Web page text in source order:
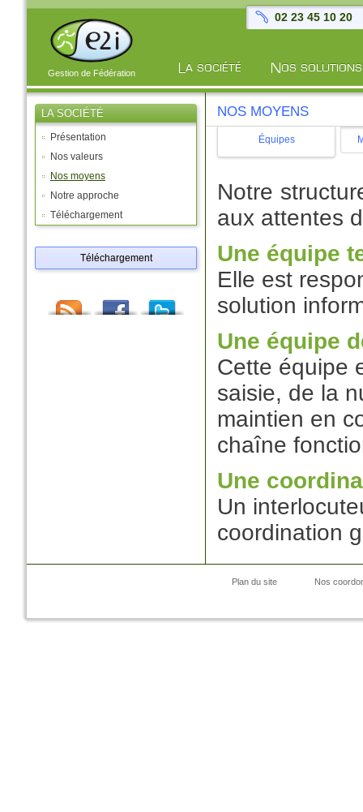
Gestion de Fédération
02 23 45 10 20
LA SOCIÉTÉ
Présentation
Nos valeurs
Nos moyens
Notre approche
Téléchargement
Téléchargement
NOS MOYENS
Équipes
Notre
aux attentes
Une équipe
Elle est
solution
Une équipe
Cette équipe
saisie, de la
maintien en
chaîne
Une
Un
coordination
Plan du site Nos